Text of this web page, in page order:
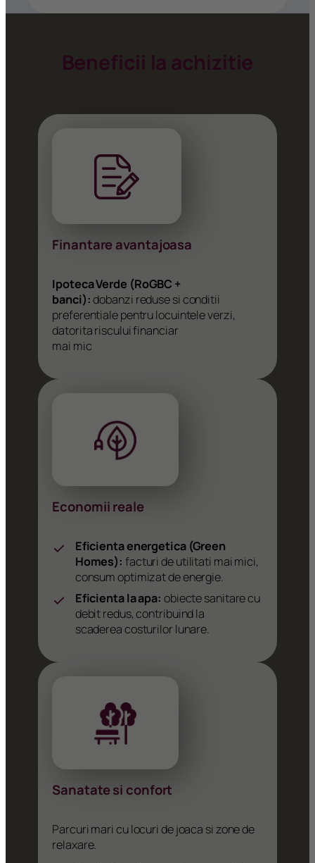
Beneficii la achizitie
Finantare avantajoasa
Ipoteca Verde (RoGBC +
banci):dobanzi reduse si conditii
preferentiale pentru locuintele verzi,
datorita riscului financiar
mai mic
Economii reale
Eficienta energetica (Green
Homes): facturi de utilitati mai mici,
consum optimizat de energie.
Eficienta la apa: obiecte sanitare cu
debit redus, contribuind la
scaderea costurilor lunare.
Sanatate si confort
Parcuri mari cu locuri de joaca si zone de
relaxare.